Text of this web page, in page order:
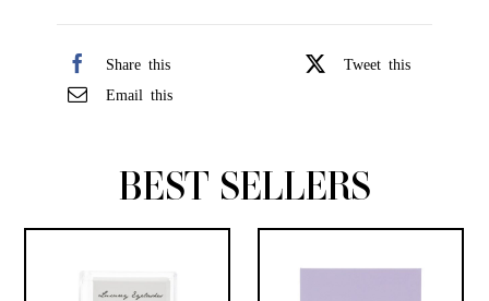
Share this
Tweet this
Email this
BEST SELLERS